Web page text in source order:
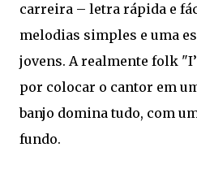
carreira – letra rápida e
melodias simples e uma
jovens. A realmente folk
por colocar o cantor em
banjo domina tudo, com
fundo.